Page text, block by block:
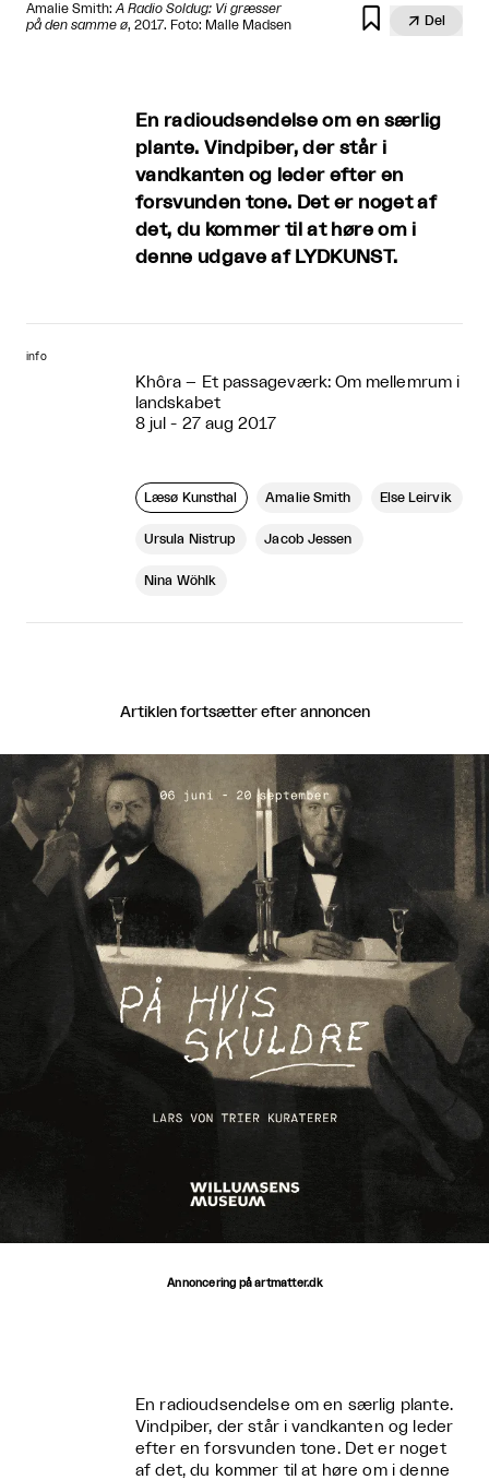
Amalie Smith: A Radio Soldug: Vi græsser
på den samme ø, 2017. Foto: Malle Madsen   Del
En radioudsendelse om en særlig
plante. Vindpiber, der står i
vandkanten og leder efter en
forsvunden tone. Det er noget af
det, du kommer til at høre om i
denne udgave af LYDKUNST.
info
Khôra – Et passageværk: Om mellemrum i
landskabet
8 jul - 27 aug 2017
Læsø Kunsthal Amalie Smith Else Leirvik
Ursula Nistrup Jacob Jessen
Nina Wöhlk
Artiklen fortsætter efter annoncen
Annoncering på artmatter.dk
En radioudsendelse om en særlig plante.
Vindpiber, der står i vandkanten og leder
efter en forsvunden tone. Det er noget
af det, du kommer til at høre om i denne